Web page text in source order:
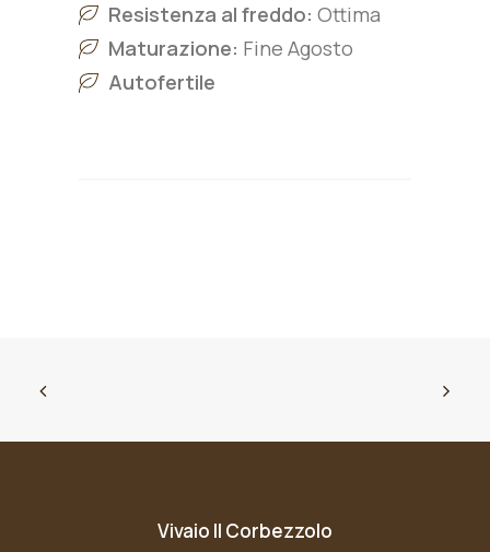
Resistenza al freddo: Ottima
Maturazione: Fine Agosto
Autofertile
Vivaio Il Corbezzolo